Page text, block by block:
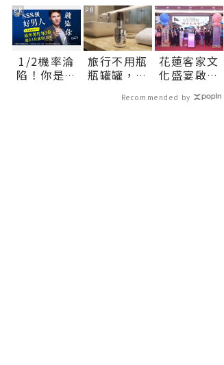
公園將開放
體驗∣花蓮
新聞網官方
網站各類新
聞－最快速
的今日新聞
唯二獲獎 花
蓮「文旦復
興」勇奪首
獎，「洄瀾
薯道」榮獲
佳作。∣花
蓮新聞網官
攜手吉安鄉
長 期待大家
9月5日參加
「山海共鳴
•族音流
轉」原住民
族聯合豐年
1/2機率淪
陷！你是好
PR
旅行不用瓶
瓶罐罐，汎
部保養！
PR
花蓮客家文
化盛宴啟動
融新魅力∣
Recommended by